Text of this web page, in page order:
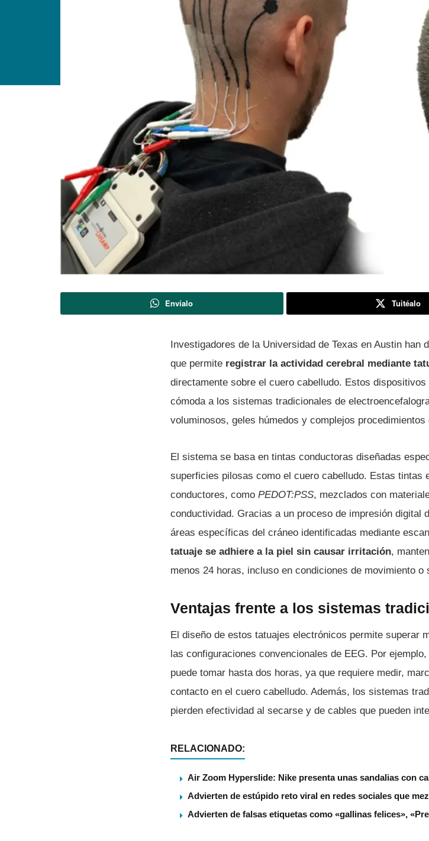
Envíalo Tuitéalo
Investigadores de la Universidad de Texas en Austin han
que permite registrar la actividad cerebral mediante
directamente sobre el cuero cabelludo. Estos
cómoda a los sistemas tradicionales de
voluminosos, geles húmedos y complejos procedimientos
El sistema se basa en tintas conductoras diseñadas
superficies pilosas como el cuero cabelludo. Estas tintas
conductores, como PEDOT:PSS, mezclados con
conductividad. Gracias a un proceso de impresión digital
áreas específicas del cráneo identificadas mediante
tatuaje se adhiere a la piel sin causar irritación,
menos 24 horas, incluso en condiciones de movimiento o
Ventajas frente a los sistemas
El diseño de estos tatuajes electrónicos permite superar
las configuraciones convencionales de EEG. Por
puede tomar hasta dos horas, ya que requiere medir,
contacto en el cuero cabelludo. Además, los sistemas
pierden efectividad al secarse y de cables que pueden
RELACIONADO:
Air Zoom Hyperslide: Nike presenta unas sandalias con
Advierten de estúpido reto viral en redes sociales que
Advierten de falsas etiquetas como «gallinas felices»,